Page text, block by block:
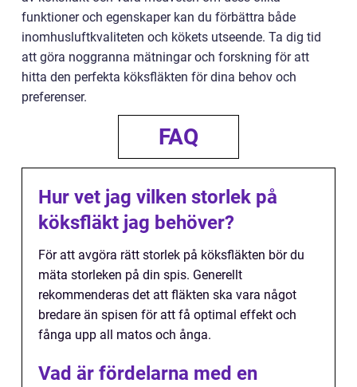
funktioner och egenskaper kan du förbättra både
inomhusluftkvaliteten och kökets utseende. Ta dig tid
att göra noggranna mätningar och forskning för att
hitta den perfekta köksfläkten för dina behov och
preferenser.
FAQ
Hur vet jag vilken storlek på
köksfläkt jag behöver?
För att avgöra rätt storlek på köksfläkten bör du
mäta storleken på din spis. Generellt
rekommenderas det att fläkten ska vara något
bredare än spisen för att få optimal effekt och
fånga upp all matos och ånga.
Vad är fördelarna med en